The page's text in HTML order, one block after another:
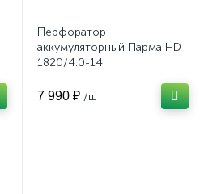
Перфоратор
аккумуляторный Парма HD
1820/4.0-14
7 990 ₽ /шт